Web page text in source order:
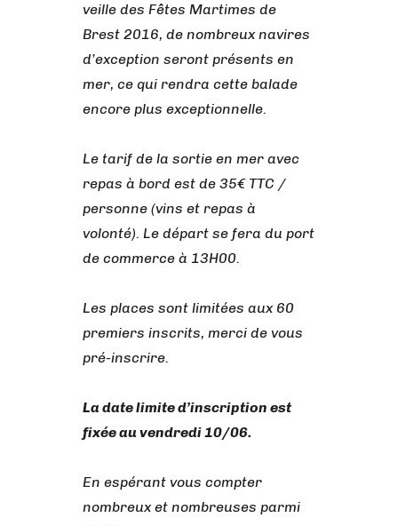
veille des Fêtes Martimes de
Brest 2016, de nombreux navires
d’exception seront présents en
mer, ce qui rendra cette balade
encore plus exceptionnelle.
Le tarif de la sortie en mer avec
repas à bord est de 35€ TTC /
personne (vins et repas à
volonté). Le départ se fera du port
de commerce à 13H00.
Les places sont limitées aux 60
premiers inscrits, merci de vous
pré-inscrire.
La date limite d’inscription est
fixée au vendredi 10/06.
En espérant vous compter
nombreux et nombreuses parmi